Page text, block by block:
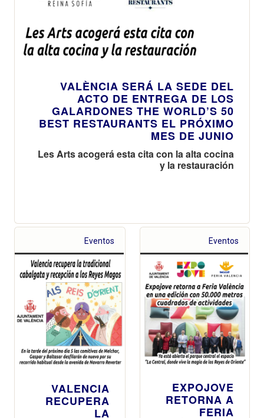
VALÈNCIA SERÁ LA SEDE DEL
ACTO DE ENTREGA DE LOS
GALARDONES THE WORLD’S 50
BEST RESTAURANTS EL PRÓXIMO
MES DE JUNIO
Les Arts acogerá esta cita con la alta cocina
y la restauración
Eventos
VALENCIA
RECUPERA
LA
Eventos
EXPOJOVE
RETORNA A
FERIA